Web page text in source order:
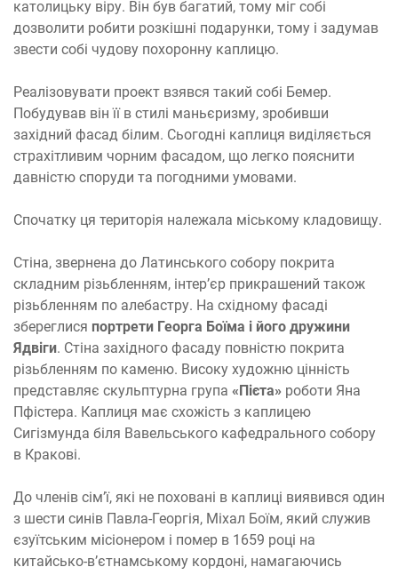
католицьку віру. Він був багатий, тому міг собі
дозволити робити розкішні подарунки, тому і задумав
звести собі чудову похоронну каплицю.
Реалізовувати проект взявся такий собі Бемер.
Побудував він її в стилі маньєризму, зробивши
західний фасад білим. Сьогодні каплиця виділяється
страхітливим чорним фасадом, що легко пояснити
давністю споруди та погодними умовами.
Спочатку ця територія належала міському кладовищу.
Стіна, звернена до Латинського собору покрита
складним різьбленням, інтер’єр прикрашений також
різьбленням по алебастру. На східному фасаді
збереглися портрети Георга Боїма і його дружини
Ядвіги. Стіна західного фасаду повністю покрита
різьбленням по каменю. Високу художню цінність
представляє скульптурна група «Пієта» роботи Яна
Пфістера. Каплиця має схожість з каплицею
Сигізмунда біля Вавельського кафедрального собору
в Кракові.
До членів сім’ї, які не поховані в каплиці виявився один
з шести синів Павла-Георгія, Міхал Боїм, який служив
єзуїтським місіонером і помер в 1659 році на
китайсько-в’єтнамському кордоні, намагаючись